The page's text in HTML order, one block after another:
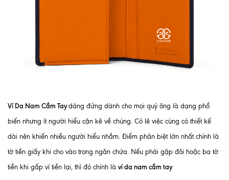
Ví Da Nam Cầm Tay dáng đứng dành cho mọi quý ông là dạng phổ
biến nhưng ít người hiểu cặn kẽ về chúng. Có lẽ việc cùng có thiết kế
dài nên khiến nhiều người hiểu nhầm. Điểm phân biệt lớn nhất chính là
tờ tiền giấy khi cho vào trong ngăn chứa. Nếu phải gập đôi hoặc ba tờ
tiền khi gấp ví tiền lại, thì đó chính là ví da nam cầm tay